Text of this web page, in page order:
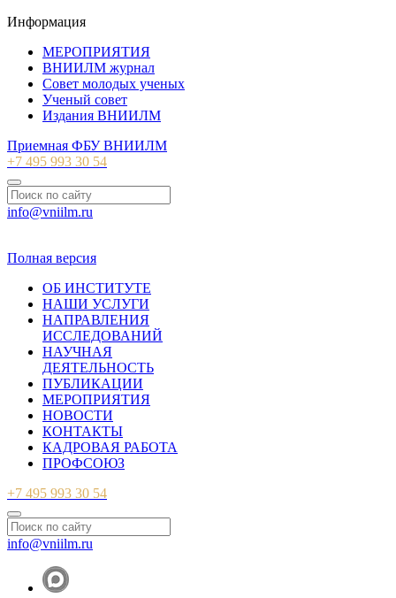
Информация
МЕРОПРИЯТИЯ
ВНИИЛМ журнал
Совет молодых ученых
Ученый совет
Издания ВНИИЛМ
Приемная ФБУ ВНИИЛМ
+7 495 993 30 54
info@vniilm.ru
Полная версия
ОБ ИНСТИТУТЕ
НАШИ УСЛУГИ
НАПРАВЛЕНИЯ
ИССЛЕДОВАНИЙ
НАУЧНАЯ
ДЕЯТЕЛЬНОСТЬ
ПУБЛИКАЦИИ
МЕРОПРИЯТИЯ
НОВОСТИ
КОНТАКТЫ
КАДРОВАЯ РАБОТА
ПРОФСОЮЗ
+7 495 993 30 54
info@vniilm.ru